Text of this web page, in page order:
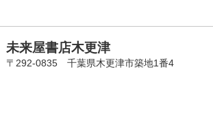
未来屋書店木更津
〒292-0835 千葉県木更津市築地1番4